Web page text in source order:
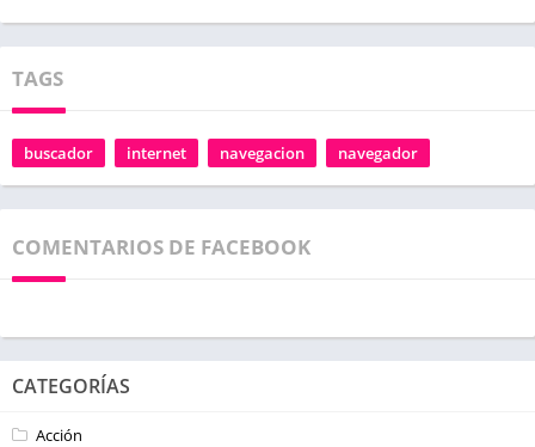
TAGS
buscador internet navegacion navegador
COMENTARIOS DE FACEBOOK
CATEGORÍAS
Acción